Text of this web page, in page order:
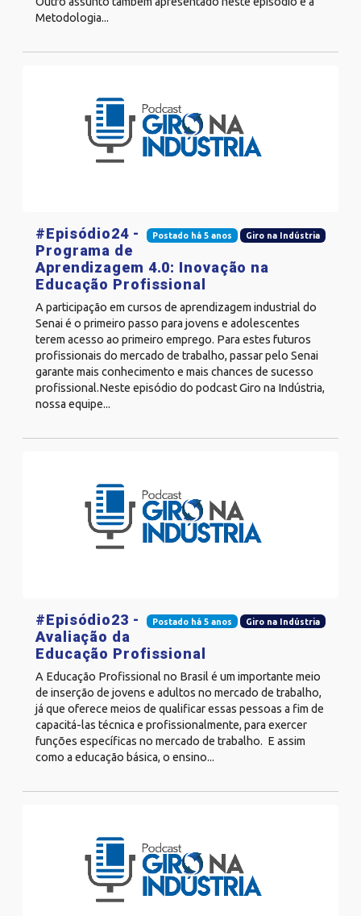
Metodologia...
Postado há 5 anos Giro na Indústria
#Episódio24 -
Programa de
Aprendizagem 4.0: Inovação na
Educação Profissional
A participação em cursos de aprendizagem industrial do
Senai é o primeiro passo para jovens e adolescentes
terem acesso ao primeiro emprego. Para estes futuros
profissionais do mercado de trabalho, passar pelo Senai
garante mais conhecimento e mais chances de sucesso
profissional.Neste episódio do podcast Giro na Indústria,
nossa equipe...
Postado há 5 anos Giro na Indústria
#Episódio23 -
Avaliação da
Educação Profissional
A Educação Profissional no Brasil é um importante meio
de inserção de jovens e adultos no mercado de trabalho,
já que oferece meios de qualificar essas pessoas a fim de
capacitá-las técnica e profissionalmente, para exercer
funções específicas no mercado de trabalho. E assim
como a educação básica, o ensino...